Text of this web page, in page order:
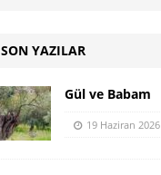
SON YAZILAR
Gül ve Babam
19 Haziran 2026